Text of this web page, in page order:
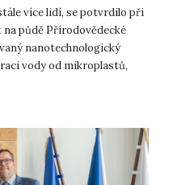
více lidí, se potvrdilo při
půdě Přírodovědecké
nanotechnologický
vody od mikroplastů,